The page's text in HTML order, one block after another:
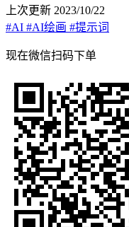
上次更新 2023/10/22
#AI #AI绘画 #提示词
现在微信扫码下单